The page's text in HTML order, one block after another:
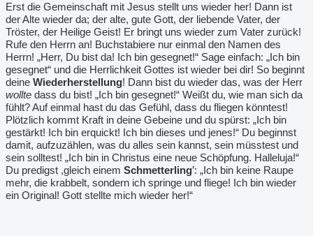
Erst die Gemeinschaft mit Jesus stellt uns wieder her! Dann ist
der Alte wieder da; der alte, gute Gott, der liebende Vater, der
Tröster, der Heilige Geist! Er bringt uns wieder zum Vater zurück!
Rufe den Herrn an! Buchstabiere nur einmal den Namen des
Herrn! „Herr, Du bist da! Ich bin gesegnet!“ Sage einfach: „Ich bin
gesegnet“ und die Herrlichkeit Gottes ist wieder bei dir! So beginnt
deine Wiederherstellung! Dann bist du wieder das, was der Herr
wollte dass du bist! „Ich bin gesegnet!“ Weißt du, wie man sich da
fühlt? Auf einmal hast du das Gefühl, dass du fliegen könntest!
Plötzlich kommt Kraft in deine Gebeine und du spürst: „Ich bin
gestärkt! Ich bin erquickt! Ich bin dieses und jenes!“ Du beginnst
damit, aufzuzählen, was du alles sein kannst, sein müsstest und
sein solltest! „Ich bin in Christus eine neue Schöpfung. Halleluja!“
Du predigst ,gleich einem Schmetterling’: „Ich bin keine Raupe
mehr, die krabbelt, sondern ich springe und fliege! Ich bin wieder
ein Original! Gott stellte mich wieder her!“